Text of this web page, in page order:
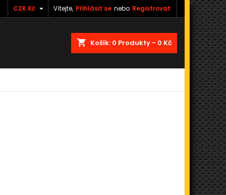
Vítejte, Přihlásit se nebo Registrovat
CZK Kč 
shopping_cart Košík: 0 Produkty - 0 Kč